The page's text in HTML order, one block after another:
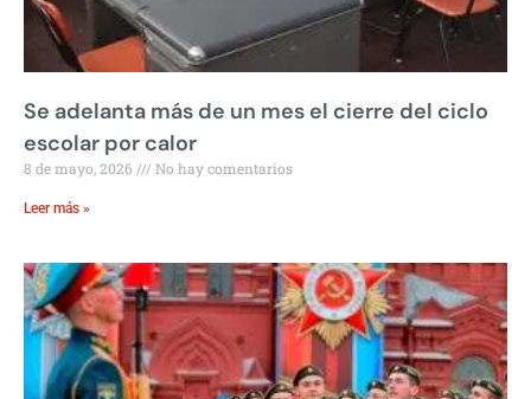
Se adelanta más de un mes el cierre del ciclo
escolar por calor
8 de mayo, 2026 No hay comentarios
Leer más »